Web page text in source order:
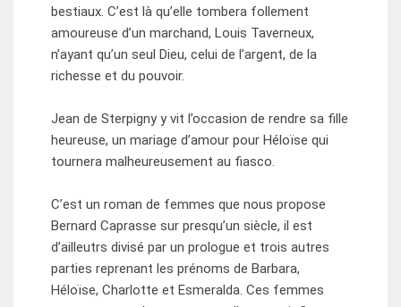
bestiaux. C’est là qu’elle tombera follement
amoureuse d’un marchand, Louis Taverneux,
n’ayant qu’un seul Dieu, celui de l’argent, de la
richesse et du pouvoir.
Jean de Sterpigny y vit l’occasion de rendre sa fille
heureuse, un mariage d’amour pour Héloïse qui
tournera malheureusement au fiasco.
C’est un roman de femmes que nous propose
Bernard Caprasse sur presqu’un siècle, il est
d’ailleutrs divisé par un prologue et trois autres
parties reprenant les prénoms de Barbara,
Héloïse, Charlotte et Esmeralda. Ces femmes